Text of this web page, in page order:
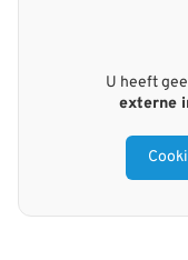
U heeft
externe